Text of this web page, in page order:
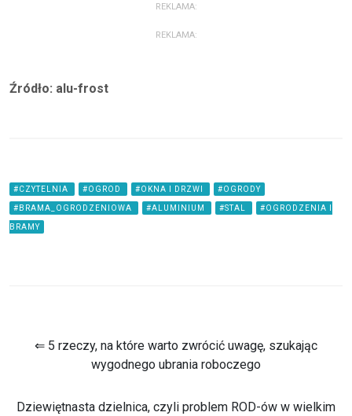
REKLAMA:
REKLAMA:
Źródło: alu-frost
#CZYTELNIA #OGROD #OKNA I DRZWI #OGRODY
#BRAMA_OGRODZENIOWA #ALUMINIUM #STAL #OGRODZENIA I
BRAMY
⇐ 5 rzeczy, na które warto zwrócić uwagę, szukając
wygodnego ubrania roboczego
Dziewiętnasta dzielnica, czyli problem ROD-ów w wielkim